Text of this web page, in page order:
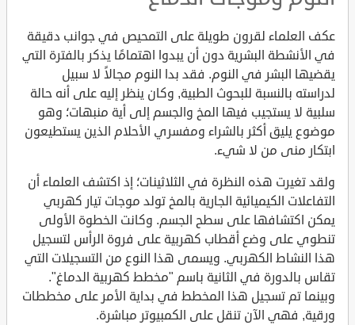
عكف العلماء لقرون طويلة على التمحيص في جوانب دقيقة
في الأنشطة البشرية دون أن يبدوا اهتمامًا يذكر بالفترة التي
يقضيها البشر في النوم. فقد بدا النوم مجالاً لا سبيل
لدراسته بالنسبة للبحوث الطبية, وكان ينظر إليه على أنه حالة
سلبية لا يستجيب فيها المخ والجسم إلى أية منبهات؛ وهو
موضوع يليق أكثر بالشراء ومفسري الأحلام الذين يستطيعون
ابتكار منى من لا شيء.
ولقد تغيرت هذه النظرة في الثلاثينات؛ إذ اكتشف العلماء أن
التفاعلات الكيميائية الجارية بالمخ تولد موجات تيار كهربي
يمكن اكتشافها على سطح الجسم. وكانت الخطوة الأولى
تنطوي على وضع أقطاب كهربية على فروة الرأس لتسجيل
هذا النشاط الكهربي. ويسمى هذا النوع من التسجيلات التي
تقاس بالدورة في الثانية باسم "مخطط كهربية الدماغ".
وبينما تم تسجيل هذا المخطط في بداية الأمر على مخططات
ورقية, فهي الآن تنقل على الكمبيوتر مباشرة.